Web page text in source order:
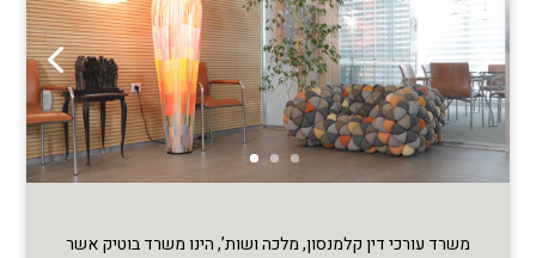
משרד עורכי דין קלמנסון, מלכה ושות’, הינו משרד בוטיק אשר